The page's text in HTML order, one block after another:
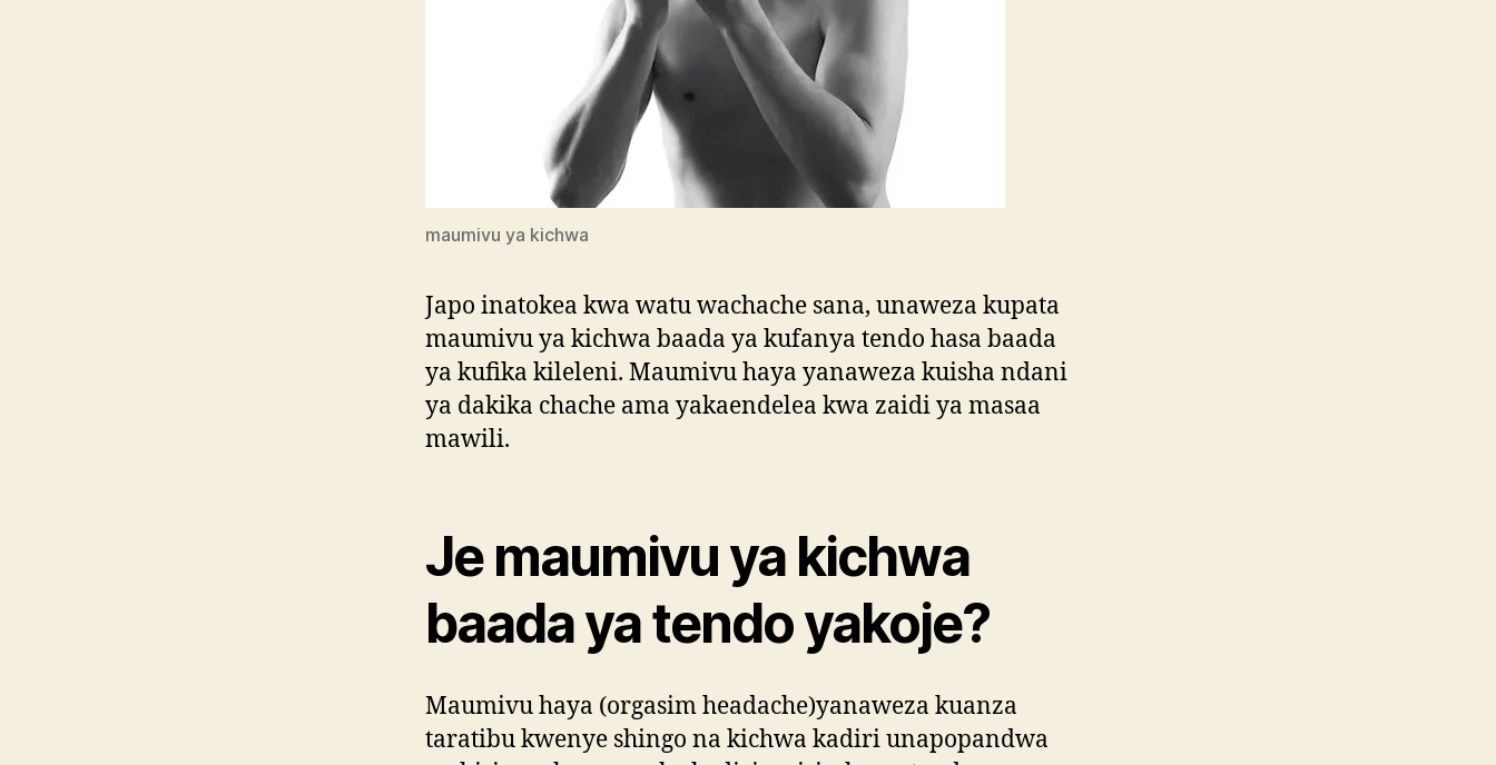
maumivu ya kichwa
Japo inatokea kwa watu wachache sana, unaweza kupata
maumivu ya kichwa baada ya kufanya tendo hasa baada
ya kufika kileleni. Maumivu haya yanaweza kuisha ndani
ya dakika chache ama yakaendelea kwa zaidi ya masaa
mawili.
Je maumivu ya kichwa
baada ya tendo yakoje?
Maumivu haya (orgasim headache)yanaweza kuanza
taratibu kwenye shingo na kichwa kadiri unapopandwa